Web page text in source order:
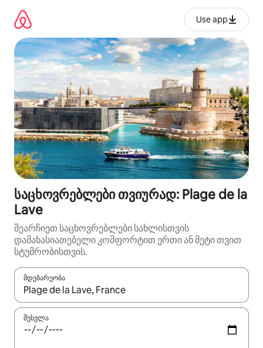
გადასვლა
Use app
საცხოვრებლები თვიურად: Plage de la
Lave
შეარჩიეთ საცხოვრებლები სახლისთვის
დამახასიათებელი კომფორტით ერთი ან მეტი თვით
სტუმრობისთვის.
მდებარეობა
როცა შედეგები ხელმისაწვდომი გახდება, ნავიგაციისთვის
შესვლა